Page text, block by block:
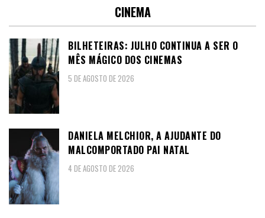
CINEMA
BILHETEIRAS: JULHO CONTINUA A SER O
MÊS MÁGICO DOS CINEMAS
5 DE AGOSTO DE 2026
DANIELA MELCHIOR, A AJUDANTE DO
MALCOMPORTADO PAI NATAL
4 DE AGOSTO DE 2026